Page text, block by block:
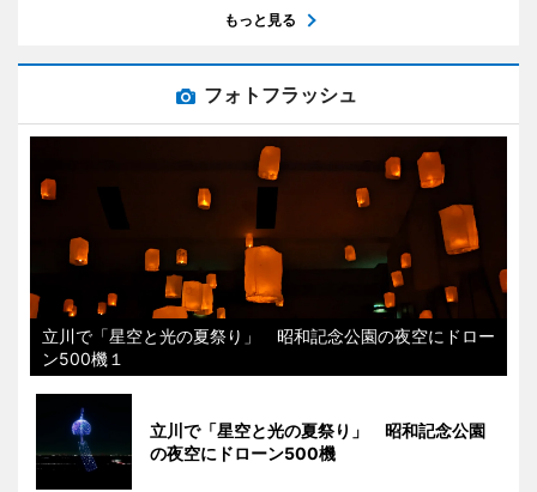
もっと見る
フォトフラッシュ
立川で「星空と光の夏祭り」 昭和記念公園の夜空にドロー
ン500機１
立川で「星空と光の夏祭り」 昭和記念公園
の夜空にドローン500機